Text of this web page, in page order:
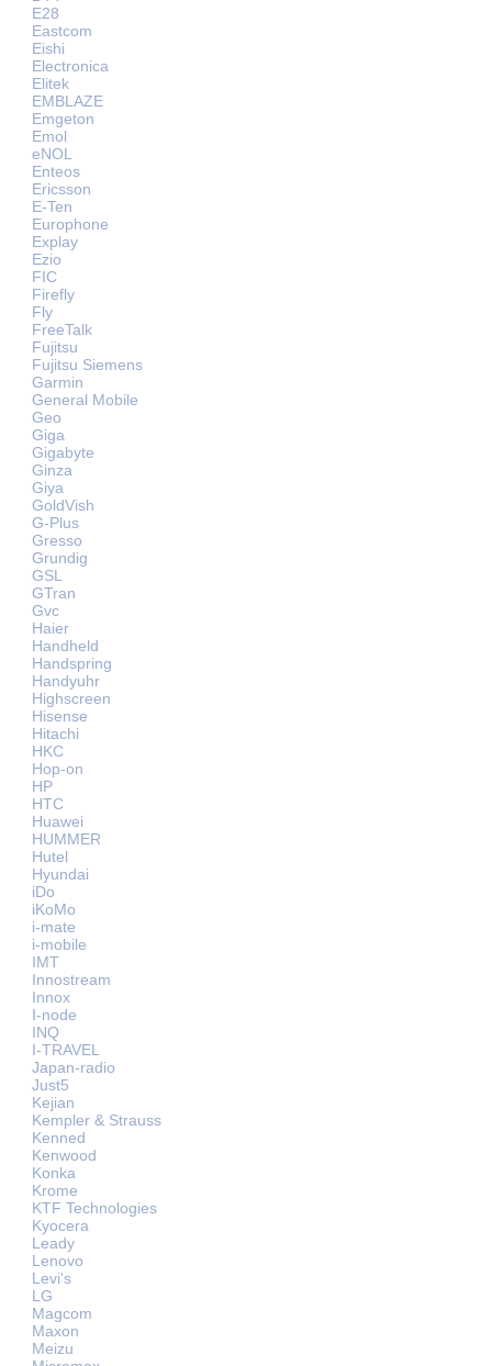
E28
Eastcom
Eishi
Electronica
Elitek
EMBLAZE
Emgeton
Emol
eNOL
Enteos
Ericsson
E-Ten
Europhone
Explay
Ezio
FIC
Firefly
Fly
FreeTalk
Fujitsu
Fujitsu Siemens
Garmin
General Mobile
Geo
Giga
Gigabyte
Ginza
Giya
GoldVish
G-Plus
Gresso
Grundig
GSL
GTran
Gvc
Haier
Handheld
Handspring
Handyuhr
Highscreen
Hisense
Hitachi
HKC
Hop-on
HP
HTC
Huawei
HUMMER
Hutel
Hyundai
iDo
iKoMo
i-mate
i-mobile
IMT
Innostream
Innox
I-node
INQ
I-TRAVEL
Japan-radio
Just5
Kejian
Kempler & Strauss
Kenned
Kenwood
Konka
Krome
KTF Technologies
Kyocera
Leady
Lenovo
Levi's
LG
Magcom
Maxon
Meizu